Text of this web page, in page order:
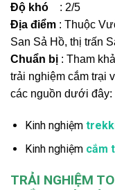
Độ khó : 2/5
Địa điểm : Thuộc
San Sả Hồ, thị trấn
Chuẩn bị : Tham
trải nghiệm cắm trại
các nguồn dưới đây:
Kinh nghiệm
Kinh nghiệm cắm
TRẢI NGHIỆM